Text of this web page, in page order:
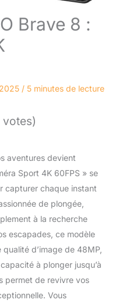
Brave 8 :
/ 5 minutes de lecture
aventures devient
Sport 4K 60FPS » se
capturer chaque instant
de plongée,
à la recherche
escapades, ce modèle
d’image de 48MP,
à plonger jusqu’à
permet de revivre vos
Vous